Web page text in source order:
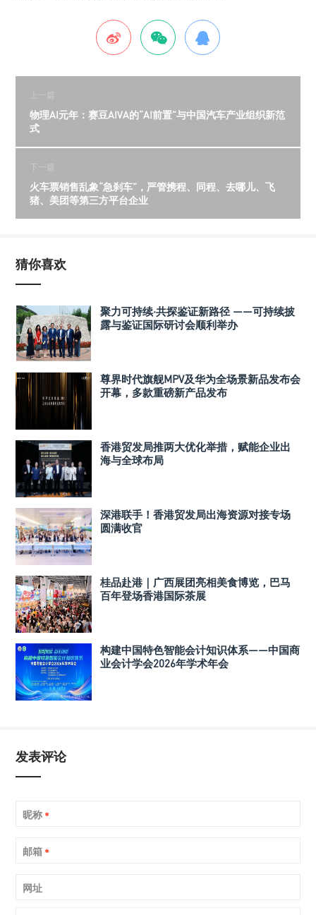
上一篇
物理AI元年：赛豆AIVA的“AI前置”与中国汽车产业组织新范
式
下一篇
火车票销售乱象“急刹车”，严管携程、同程、去哪儿、飞
猪、美团等第三方平台企业
猜你喜欢
聚力可持续·共探鉴证新路径 ——可持续披
露与鉴证国际研讨会顺利举办
尊界时代旗舰MPV及华为全场景新品发布会
开幕，多款重磅新产品发布
香港贸发局推两大优化举措，赋能企业出
海与全球布局
深港联手！香港贸发局出海资源对接专场
圆满收官
桂品赴港｜广西展团亮相美食博览，巴马
百年登场香港国际茶展
构建中国特色智能会计知识体系——中国商
业会计学会2026年学术年会
发表评论
昵称 *
邮箱 *
网址